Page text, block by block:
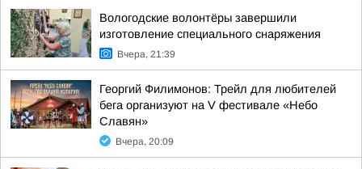
Вологодские волонтёры завершили
изготовление специального снаряжения
Вчера, 21:39
Георгий Филимонов: Трейл для любителей
бега организуют на V фестивале «Небо
Славян»
Вчера, 20:09